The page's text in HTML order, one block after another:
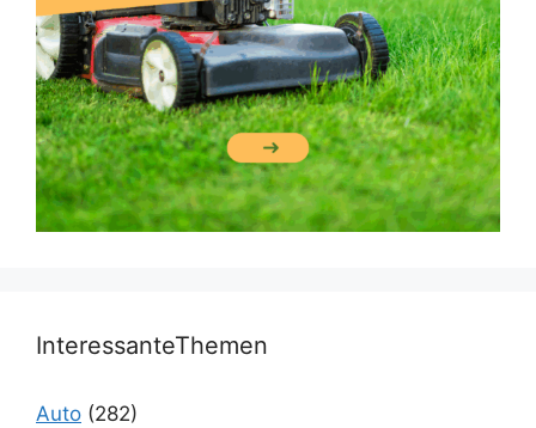
InteressanteThemen
Auto (282)